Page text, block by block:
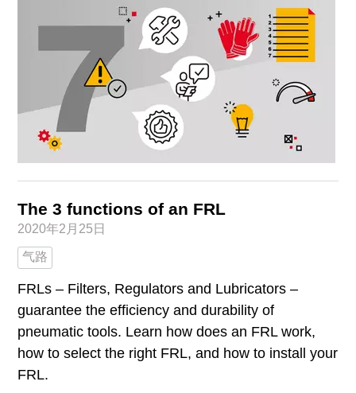
The 3 functions of an FRL
2020年2月25日
气路
FRLs – Filters, Regulators and Lubricators –
guarantee the efficiency and durability of
pneumatic tools. Learn how does an FRL work,
how to select the right FRL, and how to install your
FRL.